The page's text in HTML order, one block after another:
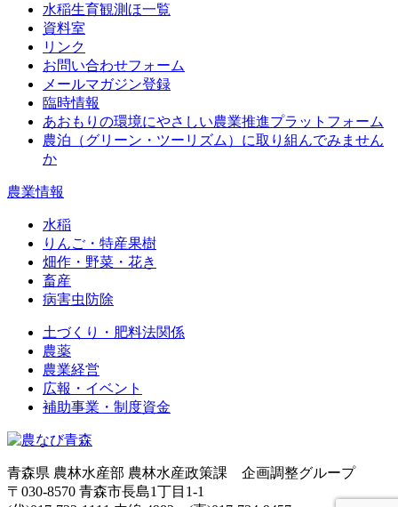
水稲生育観測ほ一覧
資料室
リンク
お問い合わせフォーム
メールマガジン登録
臨時情報
あおもりの環境にやさしい農業推進プラットフォーム
農泊（グリーン・ツーリズム）に取り組んでみません
か
農業情報
水稲
りんご・特産果樹
畑作・野菜・花き
畜産
病害虫防除
土づくり・肥料法関係
農薬
農業経営
広報・イベント
補助事業・制度資金
青森県 農林水産部 農林水産政策課 企画調整グループ
〒030-8570 青森市長島1丁目1-1